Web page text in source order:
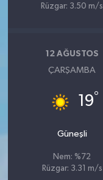
Rüzgar: 3.50 m/s
12 AĞUSTOS
ÇARŞAMBA
19°
Güneşli
Nem: %72
Rüzgar: 3.31 m/s